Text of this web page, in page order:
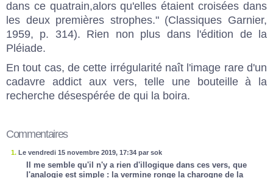
dans ce quatrain,alors qu'elles étaient croisées dans
les deux premières strophes." (Classiques Garnier,
1959, p. 314). Rien non plus dans l'édition de la
Pléiade.
En tout cas, de cette irrégularité naît l'image rare d'un
cadavre addict aux vers, telle une bouteille à la
recherche désespérée de qui la boira.
Commentaires
1. Le vendredi 15 novembre 2019, 17:34 par sok
Il me semble qu'il n'y a rien d'illogique dans ces vers, que
l'analogie est simple : la vermine ronge la charogne de la